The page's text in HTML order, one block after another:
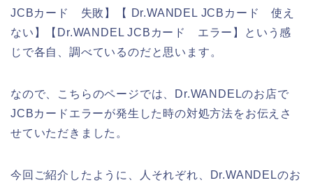
JCBカード 失敗】【 Dr.WANDEL JCBカード 使え
ない】【Dr.WANDEL JCBカード エラー】という感
じで各自、調べているのだと思います。
なので、こちらのページでは、Dr.WANDELのお店で
JCBカードエラーが発生した時の対処方法をお伝えさ
せていただきました。
今回ご紹介したように、人それぞれ、Dr.WANDELのお